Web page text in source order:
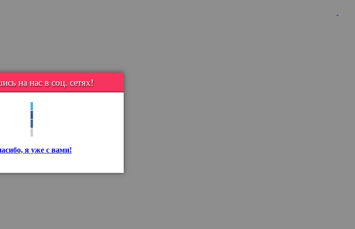
на нас в соц. сетях!
я уже с вами!